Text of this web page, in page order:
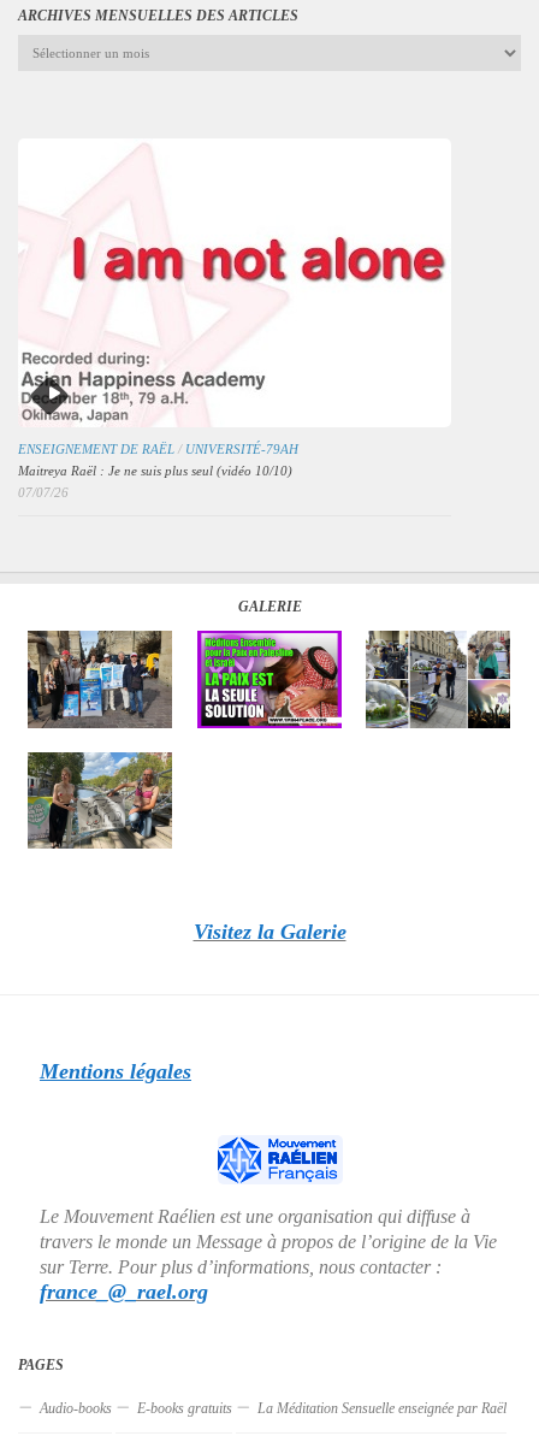
ARCHIVES MENSUELLES DES ARTICLES
Archives
ENSEIGNEMENT DE RAËL / UNIVERSITÉ-79AH
Maitreya Raël : Je ne suis plus seul (vidéo 10/10)
07/07/26
GALERIE
Visitez la Galerie
Mentions légales
Le Mouvement Raélien est une organisation qui diffuse à
travers le monde un Message à propos de l’origine de la Vie
sur Terre. Pour plus d’informations, nous contacter :
france_@_rael.org
PAGES
Audio-books E-books gratuits La Méditation Sensuelle enseignée par Raël